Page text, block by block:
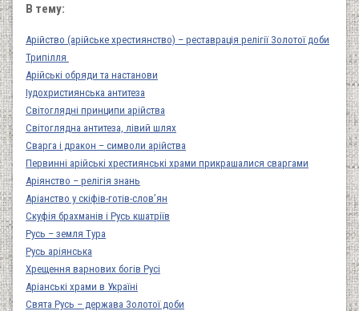
В тему:
Арійство (арійське хрестиянство) – реставрація релігії Золотої доби
Трипілля
Арійські обряди та настанови
Іудохристиянська антитеза
Світоглядні принципи арійства
Світоглядна антитеза, лівий шлях
Сварга і дракон – символи арійства
Первинні арійські хрестиянські храми прикрашалися сваргами
Аріянство – релігія знань
Аріанство у скіфів-готів-слов’ян
Скуфія брахманів і Русь кшатріїв
Русь – земля Тура
Русь аріянська
Хрещення варнових богів Русі
Аріанські храми в Україні
Свята Русь – держава Золотої доби